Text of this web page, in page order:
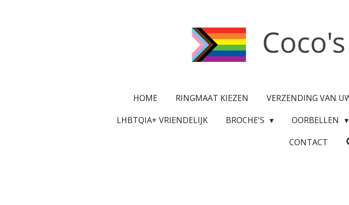
HOME RINGMAAT KIEZEN VERZENDING VAN
LHBTQIA+ VRIENDELIJK
BROCHE'S OORBELLEN
CONTACT